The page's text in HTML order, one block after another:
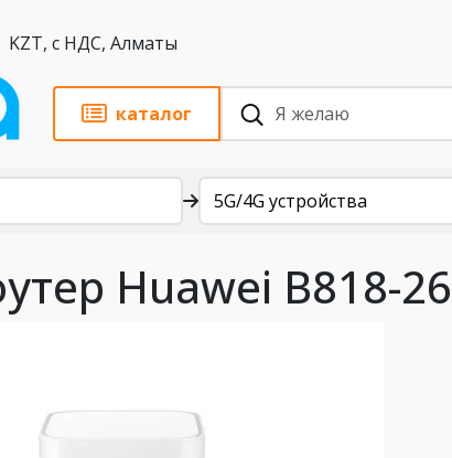
KZT, с НДС, Алматы
каталог
5G/4G устройства
Huawei B818-